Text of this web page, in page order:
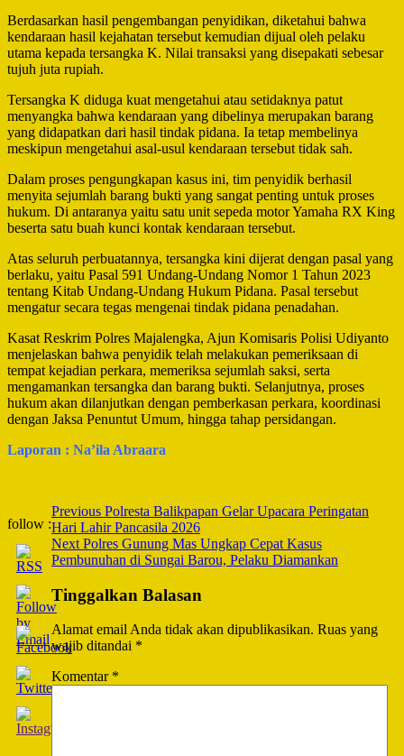
Berdasarkan hasil pengembangan penyidikan, diketahui bahwa
kendaraan hasil kejahatan tersebut kemudian dijual oleh pelaku
utama kepada tersangka K. Nilai transaksi yang disepakati sebesar
tujuh juta rupiah.
Tersangka K diduga kuat mengetahui atau setidaknya patut
menyangka bahwa kendaraan yang dibelinya merupakan barang
yang didapatkan dari hasil tindak pidana. Ia tetap membelinya
meskipun mengetahui asal-usul kendaraan tersebut tidak sah.
Dalam proses pengungkapan kasus ini, tim penyidik berhasil
menyita sejumlah barang bukti yang sangat penting untuk proses
hukum. Di antaranya yaitu satu unit sepeda motor Yamaha RX King
beserta satu buah kunci kontak kendaraan tersebut.
Atas seluruh perbuatannya, tersangka kini dijerat dengan pasal yang
berlaku, yaitu Pasal 591 Undang-Undang Nomor 1 Tahun 2023
tentang Kitab Undang-Undang Hukum Pidana. Pasal tersebut
mengatur secara tegas mengenai tindak pidana penadahan.
Kasat Reskrim Polres Majalengka, Ajun Komisaris Polisi Udiyanto
menjelaskan bahwa penyidik telah melakukan pemeriksaan di
tempat kejadian perkara, memeriksa sejumlah saksi, serta
mengamankan tersangka dan barang bukti. Selanjutnya, proses
hukum akan dilanjutkan dengan pemberkasan perkara, koordinasi
dengan Jaksa Penuntut Umum, hingga tahap persidangan.
Laporan : Na’ila Abraara
follow :
Post
Navigation
Previous Polresta Balikpapan Gelar Upacara Peringatan
Hari Lahir Pancasila 2026
Next Polres Gunung Mas Ungkap Cepat Kasus
Pembunuhan di Sungai Barou, Pelaku Diamankan
Tinggalkan Balasan
Alamat email Anda tidak akan dipublikasikan. Ruas yang
wajib ditandai *
Komentar *